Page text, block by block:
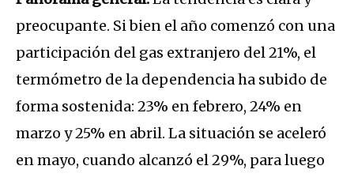
preocupante. Si bien el año comenzó con una
participación del gas extranjero del 21%, el
termómetro de la dependencia ha subido de
forma sostenida: 23% en febrero, 24% en
marzo y 25% en abril. La situación se aceleró
en mayo, cuando alcanzó el 29%, para luego